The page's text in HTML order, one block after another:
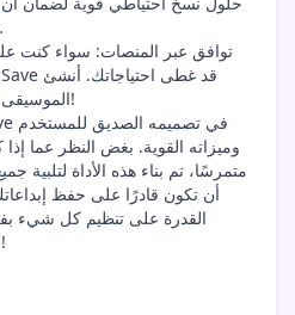
موسيقاك دائمًا آمنة وسليمة.
توافق عبر المنصات: سواء كنت
الموسيقى في أي وقت، ومن أي مكان!
وميزاته القوية. بغض النظر عما
متمرسًا، تم بناء هذه الأداة لتلبية
أن تكون قادرًا على حفظ
القدرة على تنظيم كل شيء
البحث في ملفات لا حصر لها!